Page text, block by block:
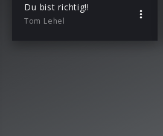
Du bist richtig!!
Tom Lehel